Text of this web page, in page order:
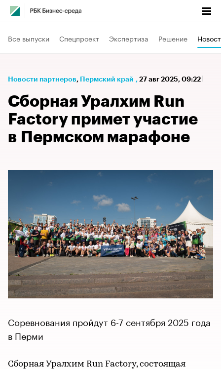
Все выпуски Спецпроект Экспертиза Решение
Новости партнеров⁠, Пермский край , 27 авг 2025, 09:22
Сборная Уралхим Run
Factory примет участие
в Пермском марафоне
Соревнования пройдут 6-7 сентября 2025 года
в Перми
Сборная Уралхим Run Factory, состоящая